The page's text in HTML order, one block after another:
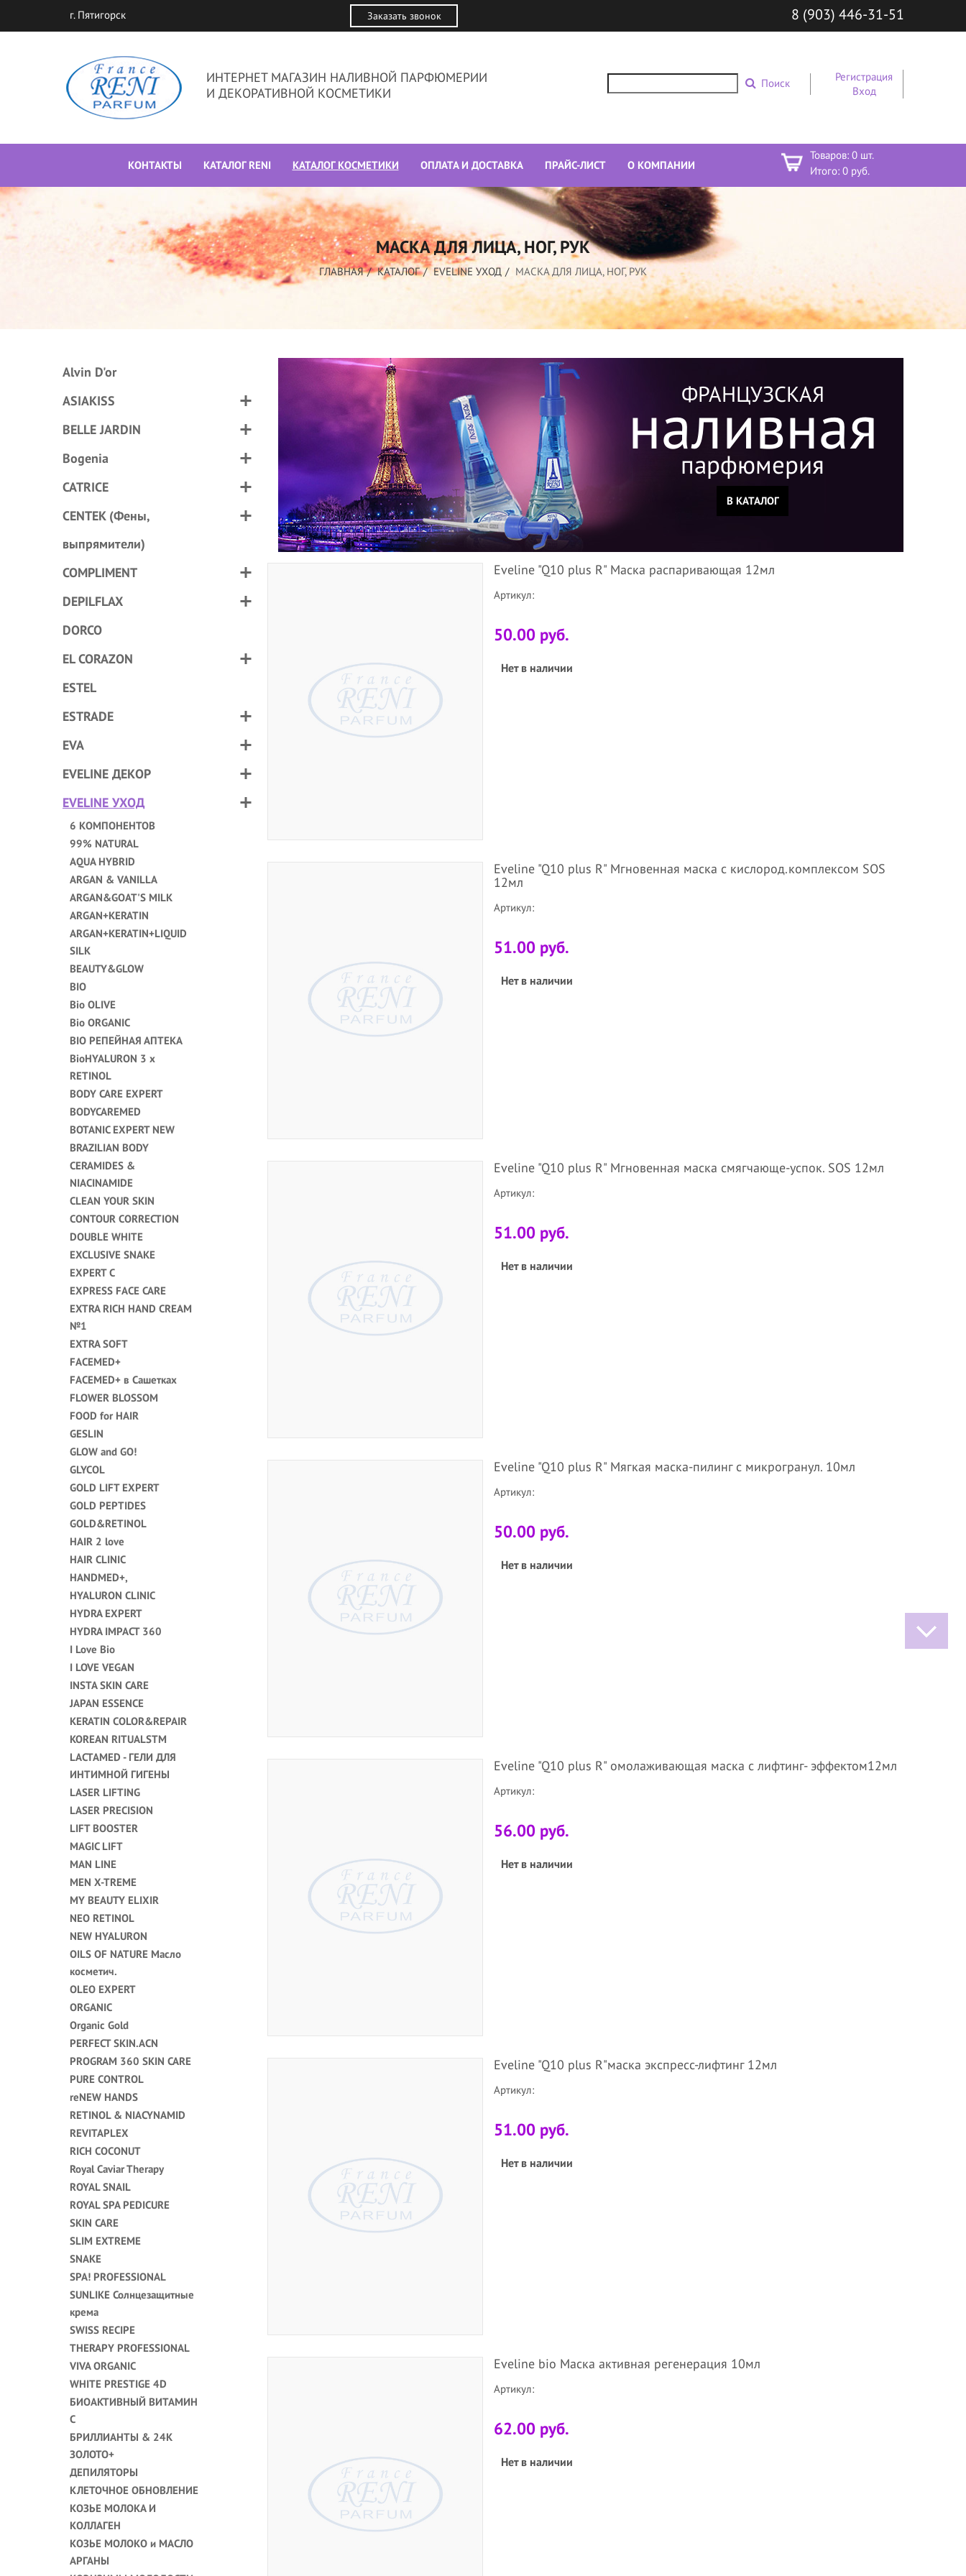
г. Пятигорск Заказать звонок 8 (903) 446-31-51
ИНТЕРНЕТ МАГАЗИН НАЛИВНОЙ ПАРФЮМЕРИИ
И ДЕКОРАТИВНОЙ КОСМЕТИКИ
Поиск
Регистрация
Вход
КОНТАКТЫ КАТАЛОГ RENI КАТАЛОГ КОСМЕТИКИ ОПЛАТА И ДОСТАВКА ПРАЙС-ЛИСТ О КОМПАНИИ
Товаров: 0 шт.
Итого: 0 руб.
МАСКА ДЛЯ ЛИЦА, НОГ, РУК
ГЛАВНАЯ КАТАЛОГ EVELINE УХОД МАСКА ДЛЯ ЛИЦА, НОГ, РУК
Alvin D'or
ASIAKISS
BELLE JARDIN
Bogenia
CATRICE
CENTEK (Фены,
выпрямители)
COMPLIMENT
DEPILFLAX
DORCO
EL CORAZON
ESTEL
ESTRADE
EVA
EVELINE ДЕКОР
EVELINE УХОД
6 КОМПОНЕНТОВ
99% NATURAL
AQUA HYBRID
ARGAN & VANILLA
ARGAN&GOAT'S MILK
ARGAN+KERATIN
ARGAN+KERATIN+LIQUID
SILK
BEAUTY&GLOW
BIO
Bio OLIVE
Bio ORGANIC
BIO РЕПЕЙНАЯ АПТЕКА
BioHYALURON 3 x
RETINOL
BODY CARE EXPERT
BODYCAREMED
BOTANIC EXPERT NEW
BRAZILIAN BODY
CERAMIDES &
NIACINAMIDE
CLEAN YOUR SKIN
CONTOUR CORRECTION
DOUBLE WHITE
EXCLUSIVE SNAKE
EXPERT C
EXPRESS FACE CARE
EXTRA RICH HAND CREAM
№1
EXTRA SOFT
FACEMED+
FACEMED+ в Сашетках
FLOWER BLOSSOM
FOOD for HAIR
GESLIN
GLOW and GO!
GLYCOL
GOLD LIFT EXPERT
GOLD PEPTIDES
GOLD&RETINOL
HAIR 2 love
HAIR CLINIC
HANDMED+,
HYALURON CLINIC
HYDRA EXPERT
HYDRA IMPACT 360
I Love Bio
I LOVE VEGAN
INSTA SKIN CARE
JAPAN ESSENCE
KERATIN COLOR&REPAIR
KOREAN RITUALSTM
LACTAMED - ГЕЛИ ДЛЯ
ИНТИМНОЙ ГИГЕНЫ
LASER LIFTING
LASER PRECISION
LIFT BOOSTER
MAGIC LIFT
MAN LINE
MEN X-TREME
MY BEAUTY ELIXIR
NEO RETINOL
NEW HYALURON
OILS OF NATURE Масло
косметич.
OLEO EXPERT
ORGANIC
Organic Gold
PERFECT SKIN.ACN
PROGRAM 360 SKIN CARE
PURE CONTROL
reNEW HANDS
RETINOL & NIACYNAMID
REVITAPLEX
RICH COCONUT
Royal Caviar Therapy
ROYAL SNAIL
ROYAL SPA PEDICURE
SKIN CARE
SLIM EXTREME
SNAKE
SPA! PROFESSIONAL
SUNLIKE Солнцезащитные
крема
SWISS RECIPE
THERAPY PROFESSIONAL
VIVA ORGANIC
WHITE PRESTIGE 4D
БИОАКТИВНЫЙ ВИТАМИН
С
БРИЛЛИАНТЫ & 24K
ЗОЛОТО+
ДЕПИЛЯТОРЫ
КЛЕТОЧНОЕ ОБНОВЛЕНИЕ
КОЗЬЕ МОЛОКА И
КОЛЛАГЕН
КОЗЬЕ МОЛОКО и МАСЛО
АРГАНЫ
ФРАНЦУЗСКАЯ
наливная
парфюмерия
В КАТАЛОГ
Eveline "Q10 plus R" Маска распаривающая 12мл
Артикул:
50.00 руб.
Нет в наличии
Eveline "Q10 plus R" Мгновенная маска с кислород.комплексом SOS
12мл
Артикул:
51.00 руб.
Нет в наличии
Eveline "Q10 plus R" Мгновенная маска смягчающе-успок. SOS 12мл
Артикул:
51.00 руб.
Нет в наличии
Eveline "Q10 plus R" Мягкая маска-пилинг с микрогранул. 10мл
Артикул:
50.00 руб.
Нет в наличии
Eveline "Q10 plus R" омолаживающая маска с лифтинг- эффектом12мл
Артикул:
56.00 руб.
Нет в наличии
Eveline "Q10 plus R"маска экспресс-лифтинг 12мл
Артикул:
51.00 руб.
Нет в наличии
Eveline bio Маска активная регенерация 10мл
Артикул:
62.00 руб.
Нет в наличии